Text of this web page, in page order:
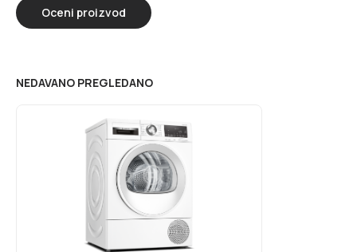
Oceni proizvod
NEDAVANO PREGLEDANO